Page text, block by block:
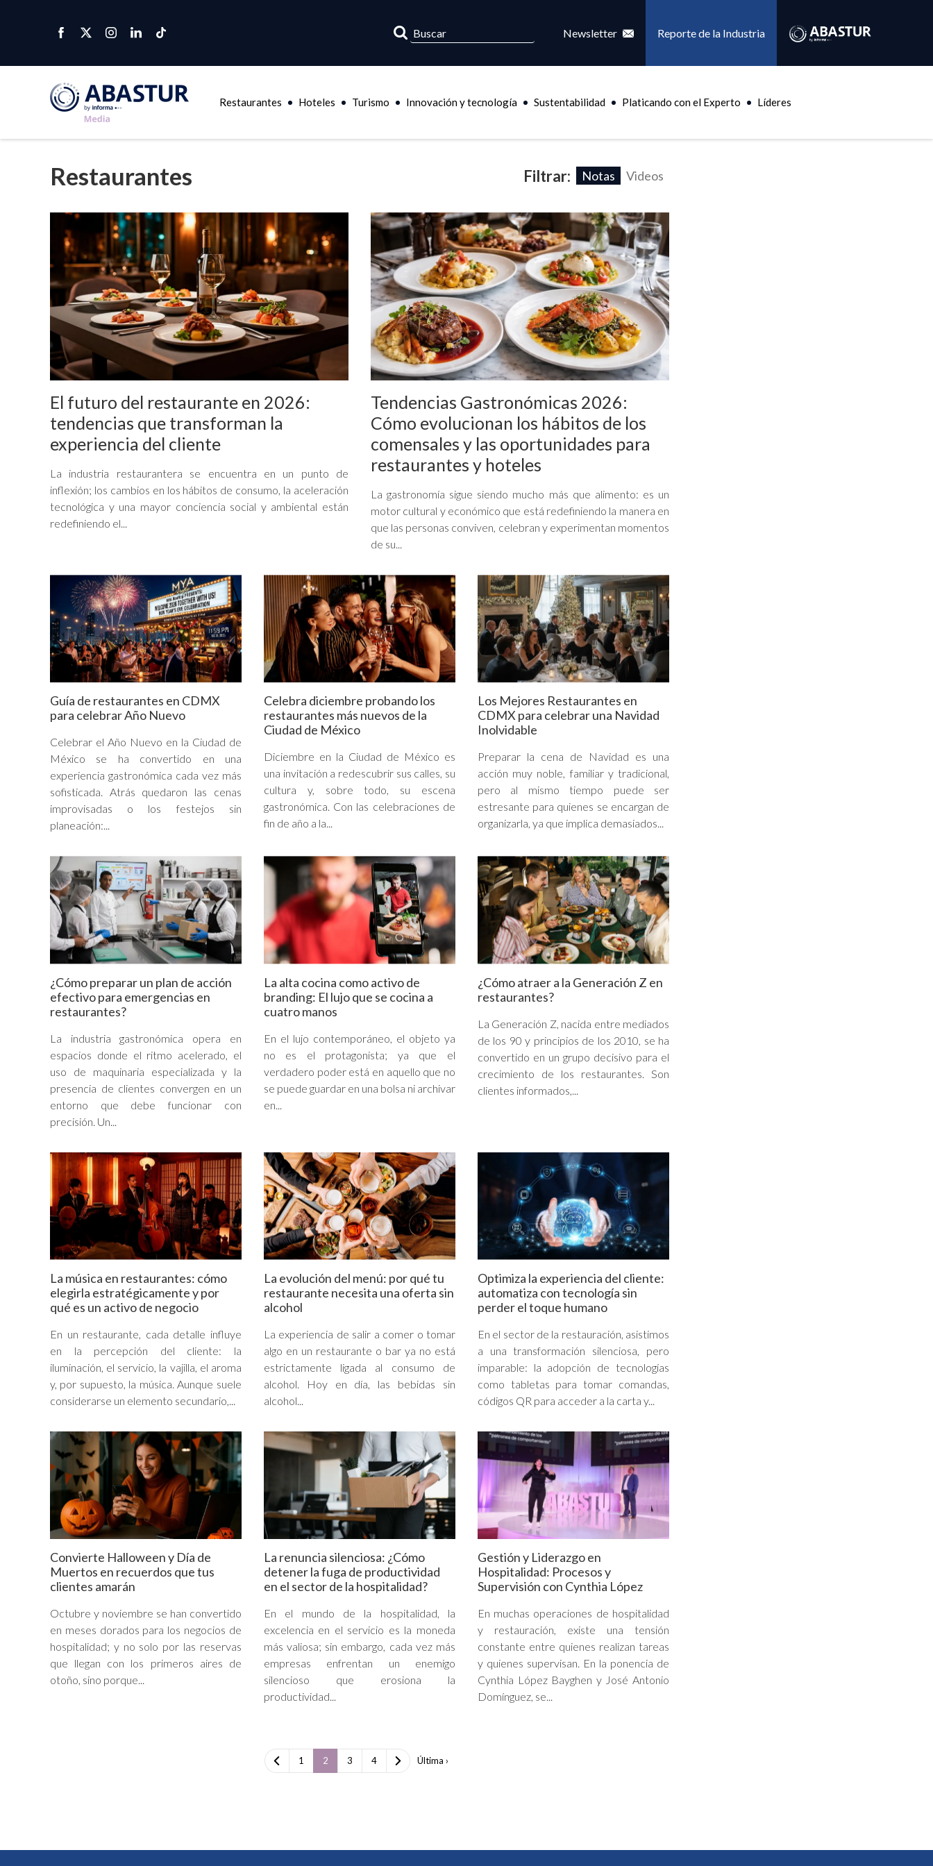
Newsletter Reporte de la Industria
Restaurantes Hoteles Turismo Innovación y tecnología Sustentabilidad Platicando con el Experto Líderes
Restaurantes Filtrar: Notas Videos
El futuro del restaurante en 2026:
tendencias que transforman la
experiencia del cliente
La industria restaurantera se encuentra en un punto de
inflexión; los cambios en los hábitos de consumo, la aceleración
tecnológica y una mayor conciencia social y ambiental están
redefiniendo el...
Tendencias Gastronómicas 2026:
Cómo evolucionan los hábitos de los
comensales y las oportunidades para
restaurantes y hoteles
La gastronomía sigue siendo mucho más que alimento: es un
motor cultural y económico que está redefiniendo la manera en
que las personas conviven, celebran y experimentan momentos
de su...
Guía de restaurantes en CDMX
para celebrar Año Nuevo
Celebrar el Año Nuevo en la Ciudad de
México se ha convertido en una
experiencia gastronómica cada vez más
sofisticada. Atrás quedaron las cenas
improvisadas o los festejos sin
planeación:...
Celebra diciembre probando los
restaurantes más nuevos de la
Ciudad de México
Diciembre en la Ciudad de México es
una invitación a redescubrir sus calles, su
cultura y, sobre todo, su escena
gastronómica. Con las celebraciones de
fin de año a la...
Los Mejores Restaurantes en
CDMX para celebrar una Navidad
Inolvidable
Preparar la cena de Navidad es una
acción muy noble, familiar y tradicional,
pero al mismo tiempo puede ser
estresante para quienes se encargan de
organizarla, ya que implica demasiados...
¿Cómo preparar un plan de acción
efectivo para emergencias en
restaurantes?
La industria gastronómica opera en
espacios donde el ritmo acelerado, el
uso de maquinaria especializada y la
presencia de clientes convergen en un
entorno que debe funcionar con
precisión. Un...
La alta cocina como activo de
branding: El lujo que se cocina a
cuatro manos
En el lujo contemporáneo, el objeto ya
no es el protagonista; ya que el
verdadero poder está en aquello que no
se puede guardar en una bolsa ni archivar
en...
¿Cómo atraer a la Generación Z en
restaurantes?
La Generación Z, nacida entre mediados
de los 90 y principios de los 2010, se ha
convertido en un grupo decisivo para el
crecimiento de los restaurantes. Son
clientes informados,...
La música en restaurantes: cómo
elegirla estratégicamente y por
qué es un activo de negocio
En un restaurante, cada detalle influye
en la percepción del cliente: la
iluminación, el servicio, la vajilla, el aroma
y, por supuesto, la música. Aunque suele
considerarse un elemento secundario,...
La evolución del menú: por qué tu
restaurante necesita una oferta sin
alcohol
La experiencia de salir a comer o tomar
algo en un restaurante o bar ya no está
estrictamente ligada al consumo de
alcohol. Hoy en día, las bebidas sin
alcohol...
Optimiza la experiencia del cliente:
automatiza con tecnología sin
perder el toque humano
En el sector de la restauración, asistimos
a una transformación silenciosa, pero
imparable: la adopción de tecnologías
como tabletas para tomar comandas,
códigos QR para acceder a la carta y...
Convierte Halloween y Día de
Muertos en recuerdos que tus
clientes amarán
Octubre y noviembre se han convertido
en meses dorados para los negocios de
hospitalidad; y no solo por las reservas
que llegan con los primeros aires de
otoño, sino porque...
La renuncia silenciosa: ¿Cómo
detener la fuga de productividad
en el sector de la hospitalidad?
En el mundo de la hospitalidad, la
excelencia en el servicio es la moneda
más valiosa; sin embargo, cada vez más
empresas enfrentan un enemigo
silencioso que erosiona la
productividad...
Gestión y Liderazgo en
Hospitalidad: Procesos y
Supervisión con Cynthia López
En muchas operaciones de hospitalidad
y restauración, existe una tensión
constante entre quienes realizan tareas
y quienes supervisan. En la ponencia de
Cynthia López Bayghen y José Antonio
Domínguez, se...
1 2 3 4 Última ›